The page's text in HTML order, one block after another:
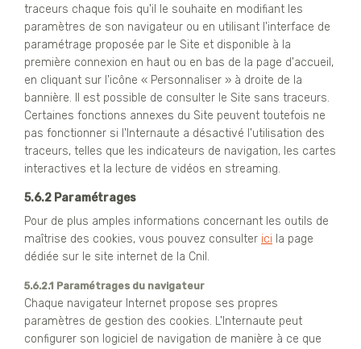
traceurs chaque fois qu'il le souhaite en modifiant les
paramètres de son navigateur ou en utilisant l'interface de
paramétrage proposée par le Site et disponible à la
première connexion en haut ou en bas de la page d'accueil,
en cliquant sur l'icône « Personnaliser » à droite de la
bannière. Il est possible de consulter le Site sans traceurs.
Certaines fonctions annexes du Site peuvent toutefois ne
pas fonctionner si l'Internaute a désactivé l'utilisation des
traceurs, telles que les indicateurs de navigation, les cartes
interactives et la lecture de vidéos en streaming.
5.6.2 Paramétrages
Pour de plus amples informations concernant les outils de
maîtrise des cookies, vous pouvez consulter ici la page
dédiée sur le site internet de la Cnil.
5.6.2.1 Paramétrages du navigateur
Chaque navigateur Internet propose ses propres
paramètres de gestion des cookies. L'Internaute peut
configurer son logiciel de navigation de manière à ce que